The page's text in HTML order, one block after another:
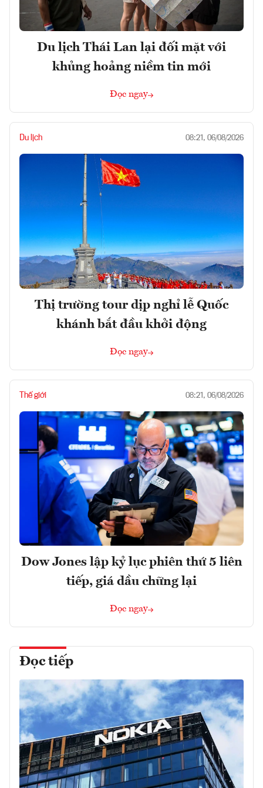
Du lịch Thái Lan lại đối mặt với
khủng hoảng niềm tin mới
Đọc ngay
Du lịch 08:21, 06/08/2026
Thị trường tour dịp nghỉ lễ Quốc
khánh bắt đầu khởi động
Đọc ngay
Thế giới 08:21, 06/08/2026
Dow Jones lập kỷ lục phiên thứ 5 liên
tiếp, giá dầu chững lại
Đọc ngay
Đọc tiếp